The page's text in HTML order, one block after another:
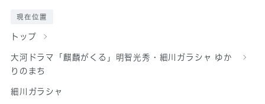
現在位置
トップ
大河ドラマ「麒麟がくる」明智光秀・細川ガラシャ ゆか
りのまち
細川ガラシャ